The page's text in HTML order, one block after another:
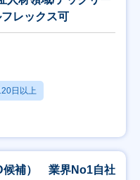
レックス可
日以上
候補） 業界No1自社